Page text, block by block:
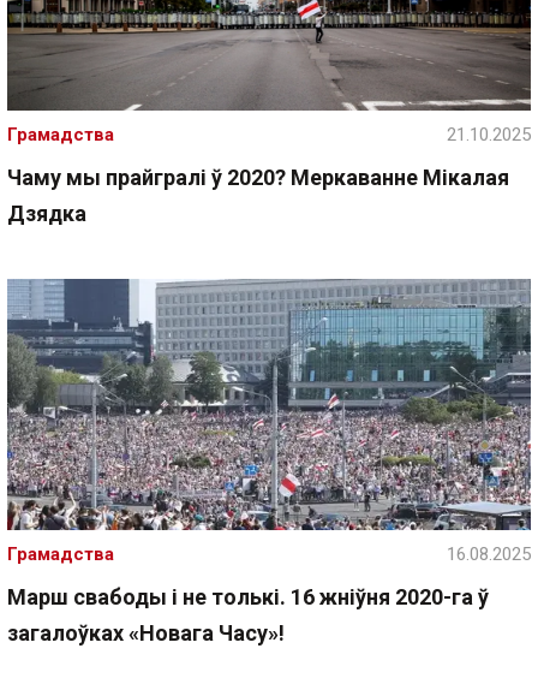
Чаму мы прайгралі ў 2020? Меркаванне Мікалая
Дзядка
Грамадства 21.10.2025
Марш свабоды і не толькі. 16 жніўня 2020-га ў
загалоўках «Новага Часу»!
Грамадства 16.08.2025